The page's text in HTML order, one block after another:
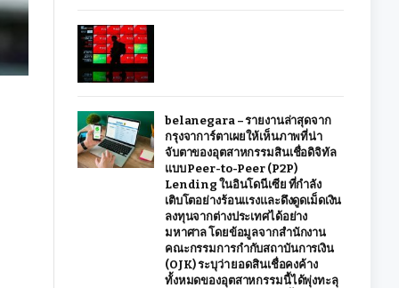
belanegara – รายงานล่าสุดจาก
กรุงจาการ์ตาเผยให้เห็นภาพที่น่า
จับตาของอุตสาหกรรมสินเชื่อดิจิทัล
แบบ Peer-to-Peer (P2P)
Lending ในอินโดนีเซีย ที่กำลัง
เติบโตอย่างร้อนแรงและดึงดูดเม็ดเงิน
ลงทุนจากต่างประเทศได้อย่าง
มหาศาล โดยข้อมูลจากสำนักงาน
คณะกรรมการกำกับสถาบันการเงิน
(OJK) ระบุว่า ยอดสินเชื่อคงค้าง
ทั้งหมดของอุตสาหกรรมนี้ได้พุ่งทะลุ